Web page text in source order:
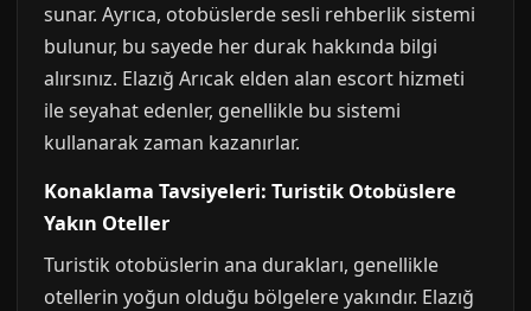
sunar. Ayrıca, otobüslerde sesli rehberlik sistemi
bulunur, bu sayede her durak hakkında bilgi
alırsınız. Elazığ Arıcak elden alan escort hizmeti
ile seyahat edenler, genellikle bu sistemi
kullanarak zaman kazanırlar.
Konaklama Tavsiyeleri: Turistik Otobüslere
Yakın Oteller
Turistik otobüslerin ana durakları, genellikle
otellerin yoğun olduğu bölgelere yakındır. Elazığ